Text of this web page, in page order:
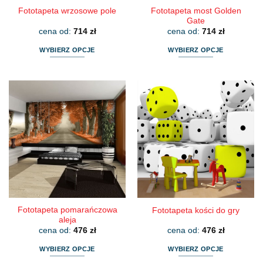
Fototapeta wrzosowe pole
cena od: 714 zł
WYBIERZ OPCJE
wiele
wariantów.
Opcje
można
wybrać
na
stronie
produktu
Fototapeta most Golden
Gate
cena od: 714 zł
WYBIERZ OPCJE
wariantów.
Opcje
można
wybrać
na
stronie
produktu
Fototapeta pomarańczowa
aleja
cena od: 476 zł
WYBIERZ OPCJE
Fototapeta kości do gry
cena od: 476 zł
WYBIERZ OPCJE